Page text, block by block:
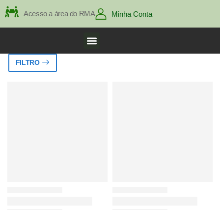
Acesso a área do RMA Minha Conta
FILTRO